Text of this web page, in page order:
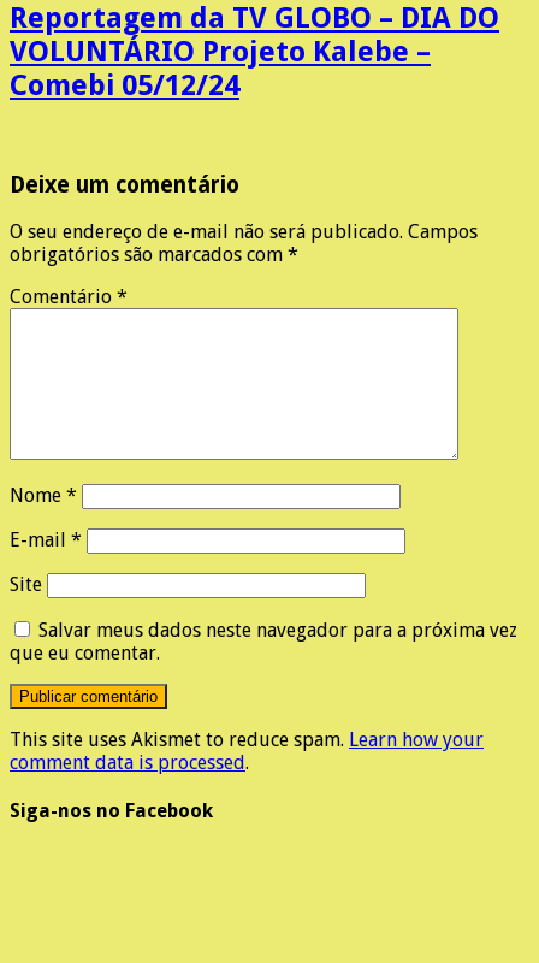
Reportagem da TV GLOBO – DIA DO
VOLUNTÁRIO Projeto Kalebe –
Comebi 05/12/24
Deixe um comentário
O seu endereço de e-mail não será publicado. Campos
obrigatórios são marcados com *
Comentário *
Nome *
E-mail *
Site
Salvar meus dados neste navegador para a próxima vez
que eu comentar.
This site uses Akismet to reduce spam. Learn how your
comment data is processed.
Siga-nos no Facebook